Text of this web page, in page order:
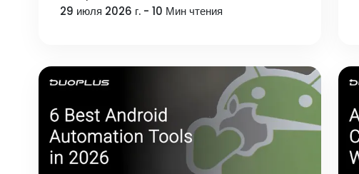
29 июля 2026 г. - 10 Мин чтения